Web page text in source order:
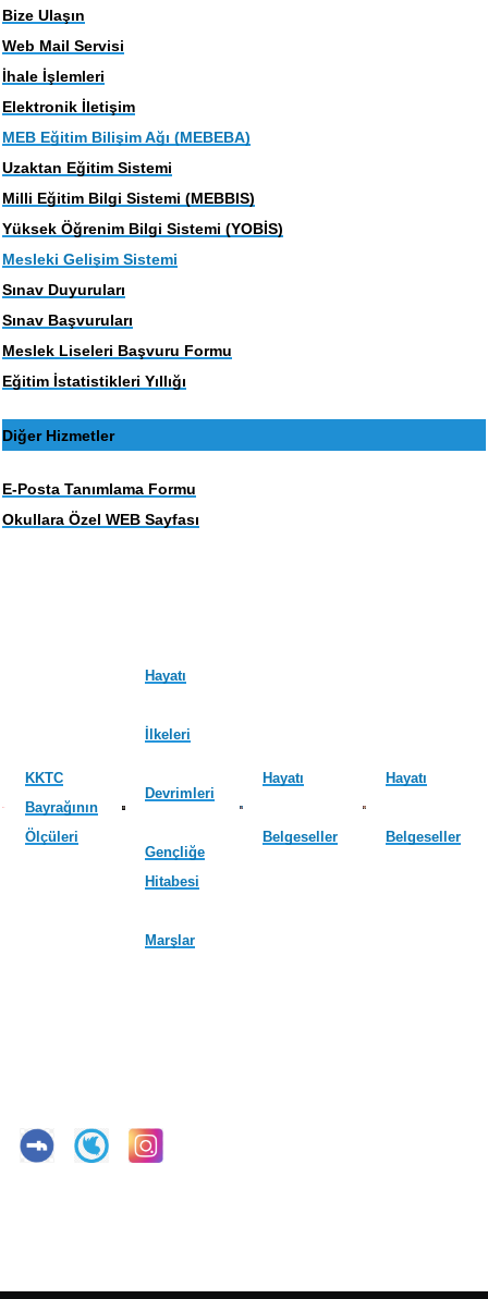
Bize Ulaşın
Web Mail Servisi
İhale İşlemleri
Elektronik İletişim
MEB Eğitim Bilişim Ağı (MEBEBA)
Uzaktan Eğitim Sistemi
Milli Eğitim Bilgi Sistemi (MEBBIS)
Yüksek Öğrenim Bilgi Sistemi (YOBİS)
Mesleki Gelişim Sistemi
Sınav Duyuruları
Sınav Başvuruları
Meslek Liseleri Başvuru Formu
Eğitim İstatistikleri Yıllığı
Diğer Hizmetler
E-Posta Tanımlama Formu
Okullara Özel WEB Sayfası
KKTC
Bayrağının
Ölçüleri
Hayatı
İlkeleri
Devrimleri
Gençliğe
Hitabesi
Marşlar
Hayatı
Belgeseller
Hayatı
Belgeseller